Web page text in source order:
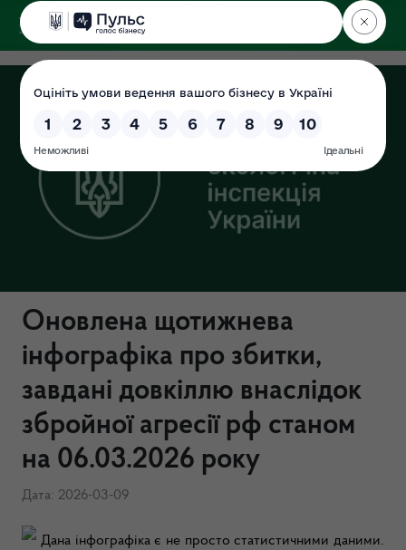
ДЕРЖЕКОІНСПЕКЦІЯ
Оновлена щотижнева
інфографіка про збитки,
завдані довкіллю внаслідок
збройної агресії рф станом
на 06.03.2026 року
Дата: 2026-03-09
Дана інфографіка є не просто статистичними даними.